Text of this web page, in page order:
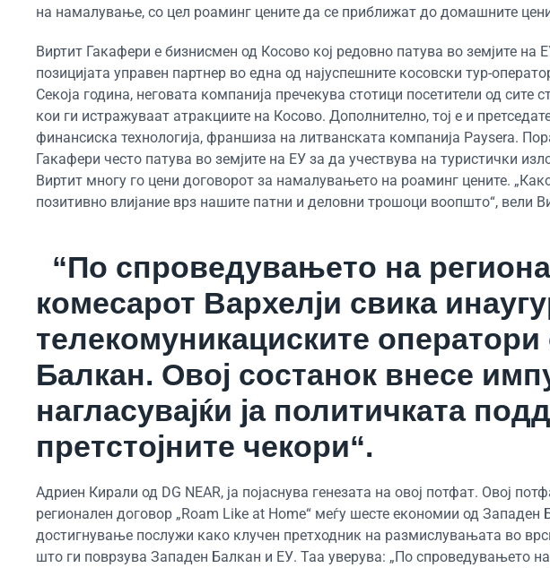
на намалување, со цел роаминг цените да се приближат до домашните
Виртит Гакафери е бизнисмен од Косово кој редовно патува во земјите
позицијата управен партнер во една од најуспешните косовски тур-
Секоја година, неговата компанија пречекува стотици посетители од сите
кои ги истражуваат атракциите на Косово. Дополнително, тој е и
финансиска технологија, франшиза на литванската компанија Paysera.
Гакафери често патува во земјите на ЕУ за да учествува на туристички
Виртит многу го цени договорот за намалувањето на роаминг цените.
позитивно влијание врз нашите патни и деловни трошоци воопшто“, вели
“По спроведувањето на
комесарот Вархелји свика
телекомуникациските
Балкан. Овој состанок внесе
нагласувајќи ја политичката
претстојните чекори“.
Адриен Кирали од DG NEAR, ја појаснува генезата на овој потфат. Овој
регионален договор „Roam Like at Home“ меѓу шесте економии од Западен
достигнување послужи како клучен претходник на размислувањата во
што ги поврзува Западен Балкан и ЕУ. Таа уверува: „По спроведувањето